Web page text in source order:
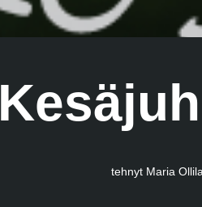
tehnyt Maria Ollila